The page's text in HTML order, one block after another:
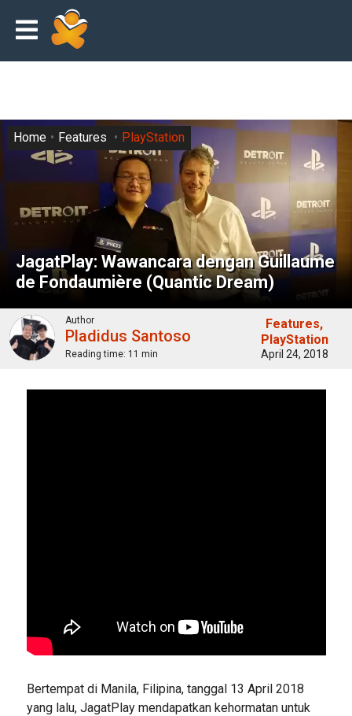
JagatPlay: Wawancara dengan Guillaume
de Fondaumière (Quantic Dream)
Home Features PlayStation
Author
Pladidus Santoso
Reading time: 11 min
Features
PlayStation
April 24, 2018
Bertempat di Manila, Filipina, tanggal 13 April 2018
yang lalu, JagatPlay mendapatkan kehormatan untuk